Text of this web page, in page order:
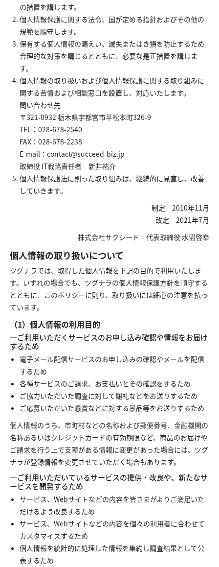
の措置を講じます。
個人情報保護に関する法令、国が定める指針およびその他の
規範を順守します。
保有する個人情報の漏えい、滅失またはき損を防止するため
合理的な対策を講じるとともに、必要な是正措置を講じま
す。
個人情報の取り扱いおよび個人情報保護に関する取り組みに
関する苦情および相談窓口を設置し、対応いたします。
問い合わせ先
〒321-0932 栃木県宇都宮市平松本町326-9
TEL：028-678-2540
FAX：028-678-2238
E-mail： contact@succeed-biz.jp
取締役 IT戦略責任者 新井祐介
個人情報保護法に則った取り組みは、継続的に見直し、改善
していきます。
制定 2010年11月
改定 2021年7月
株式会社サクシード 代表取締役 水沼啓幸
個人情報の取り扱いについて
ツグナラでは、取得した個人情報を下記の目的で利用いたしま
す。いずれの場合でも、ツグナラの個人情報保護方針を順守する
とともに、このポリシーに則り、取り扱いには細心の注意を払っ
ています。
（1）個人情報の利用目的
─ご利用いただくサービスのお申し込み確認や情報をお届け
するため
電子メール配信サービスのお申し込みの確認やメールを配信
するため
各種サービスのご請求、お支払いとその確認をするため
ご協力いただいた調査に対して謝礼などをお送りするため
ご応募いただいた懸賞などに対する景品等をお送りするため
個人情報のうち、市町村などの名称および郵便番号、金融機関の
名称あるいはクレジットカードの有効期限など、商品のお届けや
ご請求を行う上で支障がある情報に変更があった場合には、ツグ
ナラが登録情報を変更させていただく場合もあります。
─ご利用いただいているサービスの提供・改良や、新たなサ
ービスを開発するため
サービス、Webサイトなどの内容を皆さまがよりご満足いた
だけるよう改良するため
サービス、Webサイトなどの内容を個々の利用者に合わせて
カスタマイズするため
個人情報を統計的に処理した情報を集約し調査結果として公
表するため